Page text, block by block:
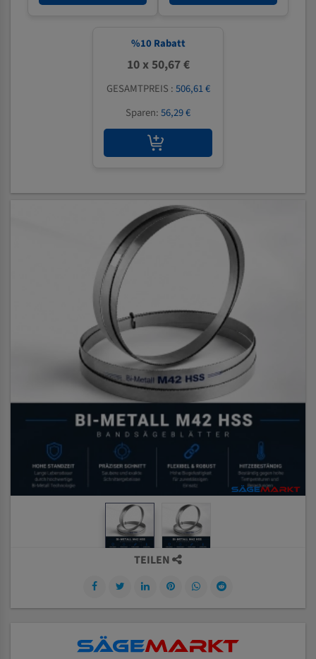
%10 Rabatt
10 x 50,67 €
GESAMTPREIS :506,61 €
Sparen:56,29 €
TEILEN